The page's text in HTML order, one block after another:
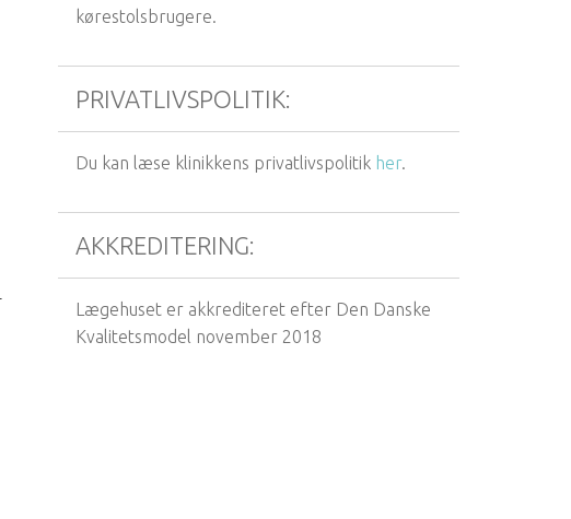
kørestolsbrugere.
PRIVATLIVSPOLITIK:
Du kan læse klinikkens privatlivspolitik her.
AKKREDITERING:
Lægehuset er akkrediteret efter Den Danske
Kvalitetsmodel november 2018